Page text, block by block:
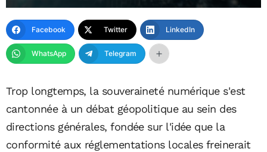
Facebook Twitter LinkedIn
WhatsApp Telegram
Trop longtemps, la souveraineté numérique s'est
cantonnée à un débat géopolitique au sein des
directions générales, fondée sur l'idée que la
conformité aux réglementations locales freinerait